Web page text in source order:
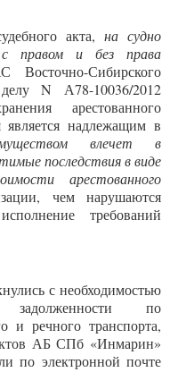
акта, на судно
правом и без права
Сибирского
N А78-10036/2012
арестованного
является надлежащим в
влечет в
последствия в виде
арестованного
чем нарушаются
требований
с необходимостью
задолженности по
и речного транспорта,
АБ СПб «Инмарин»
по электронной почте